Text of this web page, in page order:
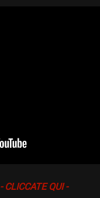
- CLICCATE QUI -